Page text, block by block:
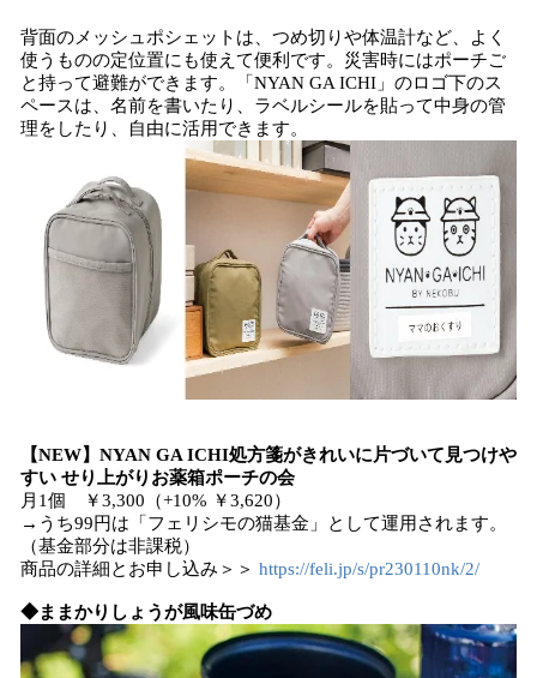
背面のメッシュポシェットは、つめ切りや体温計など、よく
使うものの定位置にも使えて便利です。災害時にはポーチご
と持って避難ができます。「NYAN GA ICHI」のロゴ下のス
ペースは、名前を書いたり、ラベルシールを貼って中身の管
理をしたり、自由に活用できます。
【NEW】NYAN GA ICHI処方箋がきれいに片づいて見つけや
すい せり上がりお薬箱ポーチの会
月1個 ￥3,300（+10% ￥3,620）
→うち99円は「フェリシモの猫基金」として運用されます。
（基金部分は非課税）
商品の詳細とお申し込み＞＞ https://feli.jp/s/pr230110nk/2/
◆ままかりしょうが風味缶づめ